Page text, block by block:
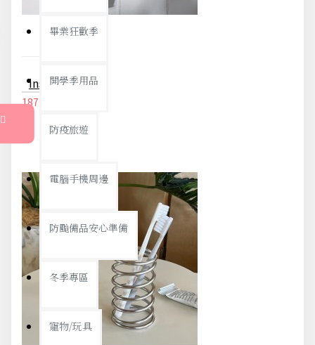
畢業狂歡季
開學季用品
防疫旅遊
電腦手機周邊
防颱備品安心準備
冬季專區
寵物/玩具
ins風透明面紙盒 收納盒 壁掛式收納 免釘收納 免打孔 抽取式面紙盒 置物架
187元